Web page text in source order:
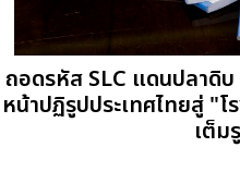
ถอดรหัส SLC แดนปลาดิ
หน้าปฏิรูปประเทศไทยสู่ "
เต็ม